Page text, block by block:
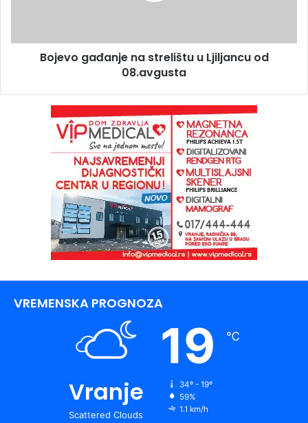
Bojevo gađanje na strelištu u Ljiljancu od
08.avgusta
VREMENSKA PROGNOZA
Vranje
Scattered Clouds
19 ℃
34º - 19º
59%
1.1 km/h